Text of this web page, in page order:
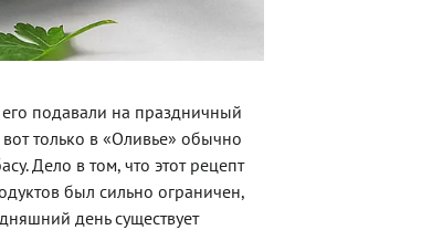
подавали на праздничный
только в «Оливье» обычно
Дело в том, что этот рецепт
был сильно ограничен,
день существует